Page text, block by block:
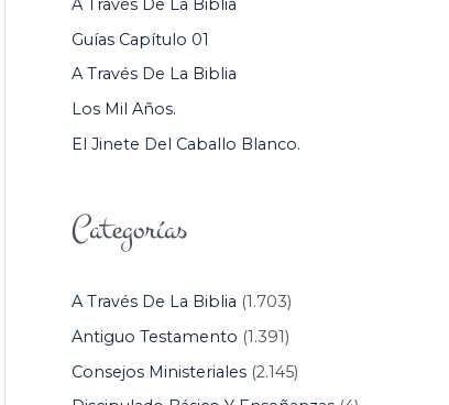
R
:
A Través De La Biblia
Guías Capítulo 01
A Través De La Biblia
Los Mil Años.
El Jinete Del Caballo Blanco.
Categorías
A Través De La Biblia (1.703)
Antiguo Testamento (1.391)
Consejos Ministeriales(2.145)